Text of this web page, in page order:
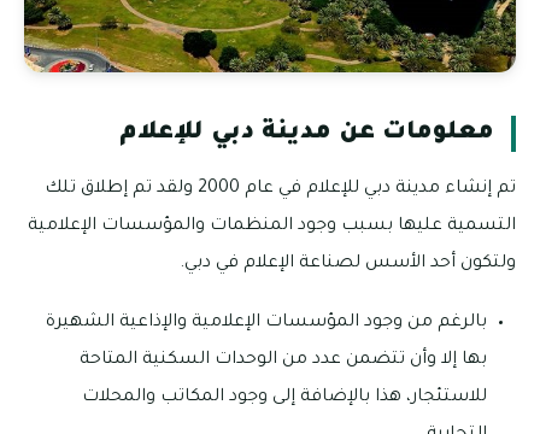
معلومات عن مدينة دبي للإعلام
تم إنشاء مدينة دبي للإعلام في عام 2000 ولقد تم إطلاق تلك
التسمية عليها بسبب وجود المنظمات والمؤسسات الإعلامية
ولتكون أحد الأسس لصناعة الإعلام في دبي.
بالرغم من وجود المؤسسات الإعلامية والإذاعية الشهيرة
بها إلا وأن تتضمن عدد من الوحدات السكنية المتاحة
للاستئجار، هذا بالإضافة إلى وجود المكاتب والمحلات